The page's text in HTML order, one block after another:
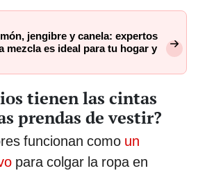
jengibre y canela: expertos
mezcla es ideal para tu hogar y
tienen las cintas
prendas de vestir?
funcionan como un
para colgar la ropa en